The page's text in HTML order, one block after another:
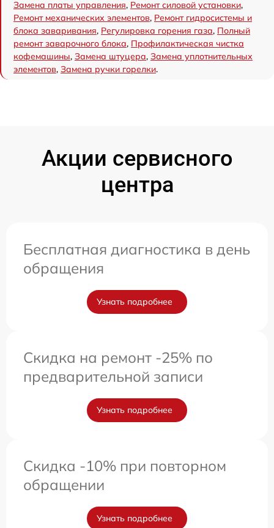
Замена платы управления, Ремонт силовой установки,
Ремонт механических элементов, Ремонт гидросистемы и
блока заваривания, Регулировка горения газа, Полный
ремонт заварочного блока, Профилактическая чистка
кофемашины, Замена штуцера, Замена уплотнительных
элементов, Замена ручки горелки.
Акции сервисного
центра
Бесплатная диагностика в день
обращения
Узнать подробнее
Скидка на ремонт -25% по
предварительной записи
Узнать подробнее
Скидка -10% при повторном
обращении
Узнать подробнее